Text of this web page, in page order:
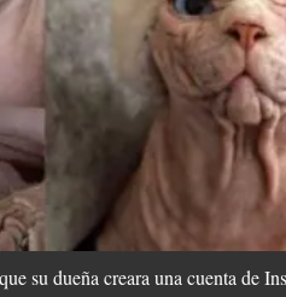
su dueña creara una cuenta de